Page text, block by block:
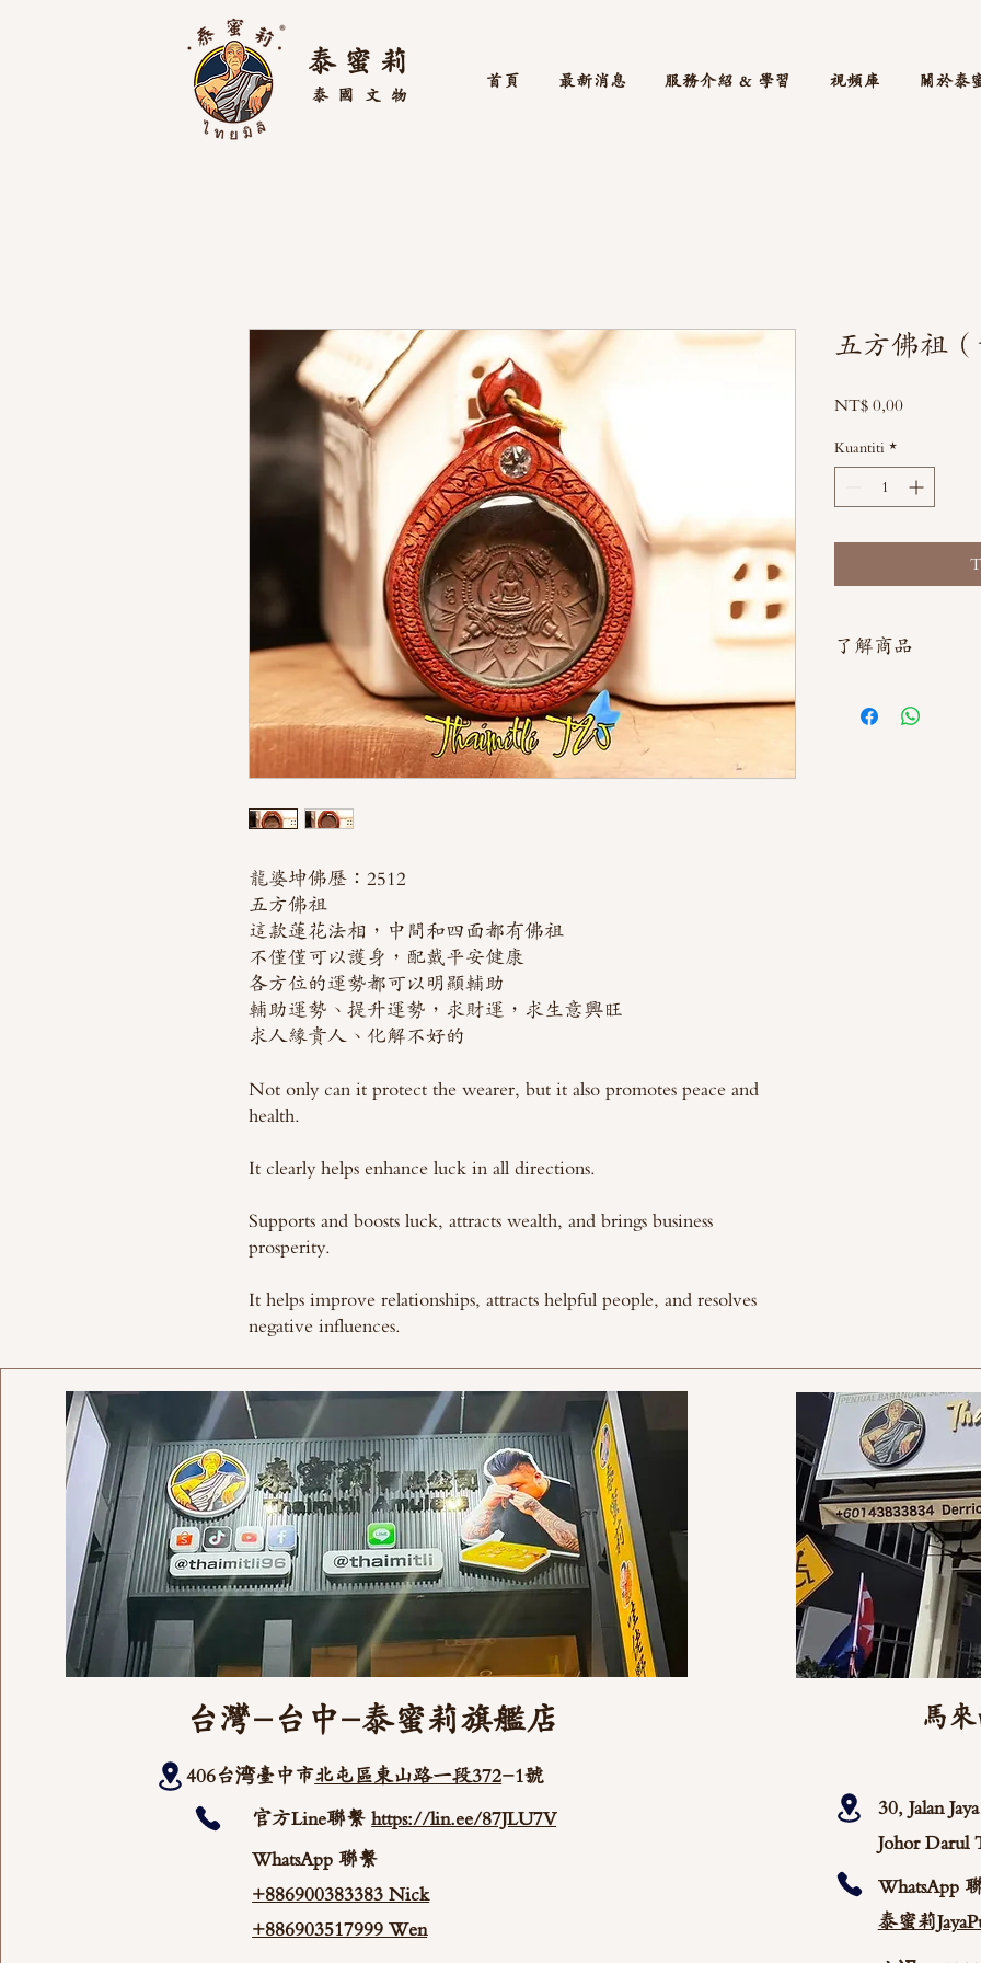
泰 蜜 莉
文物
泰國
首頁 最新消息 服務介紹 & 學習 視頻庫 關於泰
龍婆坤佛歷：2512
五方佛祖
這款蓮花法相，中間和四面都有佛祖
不僅僅可以護身，配戴平安健康
各方位的運勢都可以明顯輔助
輔助運勢、提升運勢，求財運，求生意興旺
求人緣貴人、化解不好的
Not only can it protect the wearer, but it also promotes peace and
health.
It clearly helps enhance luck in all directions.
Supports and boosts luck, attracts wealth, and brings business
prosperity.
It helps improve relationships, attracts helpful people, and resolves
negative influences.
五方佛祖（
NT$ 0,00Harga
Kuantiti *
了解商品
台灣-台中-泰蜜莉旗艦店
406台湾臺中市北屯區東山路一段372-1號
官方Line聯繫https://lin.ee/87JLU7V
WhatsApp 聯繫
+886900383383 Nick
+886903517999 Wen
馬
30, Jalan
Johor Darul
WhatsApp
泰蜜莉